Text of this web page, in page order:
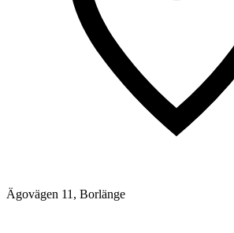
Ägovägen 11, Borlänge